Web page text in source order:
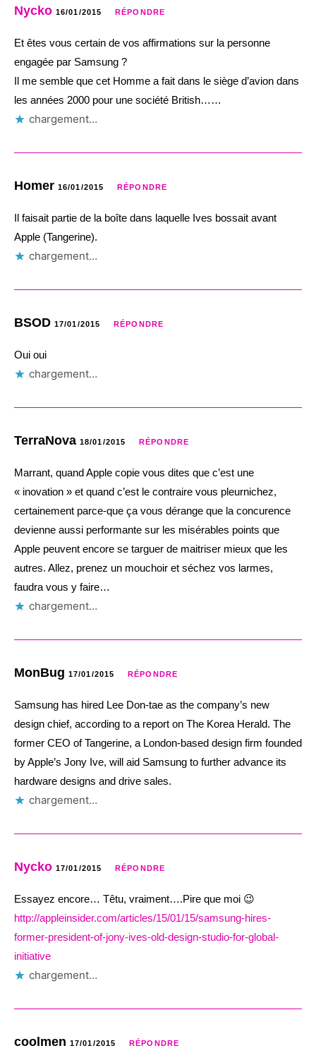
Nycko 16/01/2015 RÉPONDRE
Et êtes vous certain de vos affirmations sur la personne
engagée par Samsung ?
Il me semble que cet Homme a fait dans le siège d’avion dans
les années 2000 pour une société British……
chargement…
Homer 16/01/2015 RÉPONDRE
Il faisait partie de la boîte dans laquelle Ives bossait avant
Apple (Tangerine).
chargement…
BSOD 17/01/2015 RÉPONDRE
Oui oui
chargement…
TerraNova 18/01/2015 RÉPONDRE
Marrant, quand Apple copie vous dites que c’est une
« inovation » et quand c’est le contraire vous pleurnichez,
certainement parce-que ça vous dérange que la concurence
devienne aussi performante sur les misérables points que
Apple peuvent encore se targuer de maitriser mieux que les
autres. Allez, prenez un mouchoir et séchez vos larmes,
faudra vous y faire…
chargement…
MonBug 17/01/2015 RÉPONDRE
Samsung has hired Lee Don-tae as the company’s new
design chief, according to a report on The Korea Herald. The
former CEO of Tangerine, a London-based design firm founded
by Apple’s Jony Ive, will aid Samsung to further advance its
hardware designs and drive sales.
chargement…
Nycko 17/01/2015 RÉPONDRE
Essayez encore… Têtu, vraiment….Pire que moi 😉
http://appleinsider.com/articles/15/01/15/samsung-hires-
former-president-of-jony-ives-old-design-studio-for-global-
initiative
chargement…
coolmen 17/01/2015 RÉPONDRE